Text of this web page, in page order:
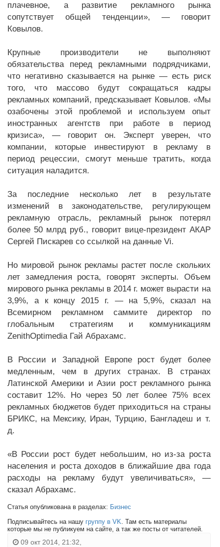
плачевное, а развитие рекламного рынка
сопутствует общей тенденции», — говорит
Ковылов.
Крупные производители не выполняют
обязательства перед рекламными подрядчиками,
что негативно сказывается на рынке — есть риск
того, что массово будут сокращаться кадры
рекламных компаний, предсказывает Ковылов. «Мы
озабочены этой проблемой и используем опыт
иностранных агентств при работе в период
кризиса», — говорит он. Эксперт уверен, что
компании, которые инвестируют в рекламу в
период рецессии, смогут меньше тратить, когда
ситуация наладится.
За последние несколько лет в результате
изменений в законодательстве, регулирующем
рекламную отрасль, рекламный рынок потерял
более 50 млрд руб., говорит вице-президент АКАР
Сергей Пискарев со ссылкой на данные Vi.
Но мировой рынок рекламы растет после скольких
лет замедления роста, говорят эксперты. Объем
мирового рынка рекламы в 2014 г. может вырасти на
3,9%, а к концу 2015 г. — на 5,9%, сказал на
Всемирном рекламном саммите директор по
глобальным стратегиям и коммуникациям
ZenithOptimedia Гай Абрахамс.
В России и Западной Европе рост будет более
медленным, чем в других странах. В странах
Латинской Америки и Азии рост рекламного рынка
составит 12%. Но через 50 лет более 75% всех
рекламных бюджетов будет приходиться на страны
БРИКС, на Мексику, Иран, Турцию, Бангладеш и т.
д.
«В России рост будет небольшим, но из-за роста
населения и роста доходов в ближайшие два года
расходы на рекламу будут увеличиваться», —
сказал Абрахамс.
Статья опубликована в разделах: Бизнес
Подписывайтесь на нашу группу в VK. Там есть материалы
которые мы не публикуем на сайте, а так же посты от читателей.
09 окт 2014, 21:32,